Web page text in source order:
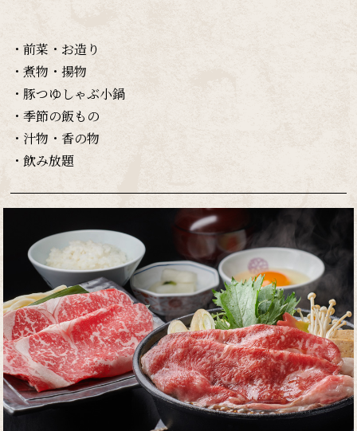
・前菜・お造り
・煮物・揚物
・豚つゆしゃぶ小鍋
・季節の飯もの
・汁物・香の物
・飲み放題